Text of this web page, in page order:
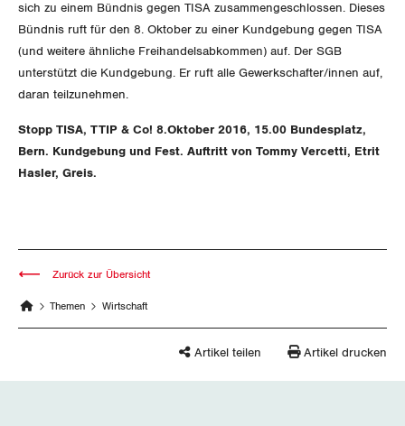
Migrationskommission
Queer-Kommission
Rentner:innen-Kommission
Bern
Freiburg
Genf
Neuenburg
AGENDA
Bücher/Broschüren
sich zu einem Bündnis gegen TISA zusammengeschlossen. Dieses
Bündnis ruft für den 8. Oktober zu einer Kundgebung gegen TISA
(und weitere ähnliche Freihandelsabkommen) auf. Der SGB
unterstützt die Kundgebung. Er ruft alle Gewerkschafter/innen auf,
daran teilzunehmen.
Stopp TISA, TTIP & Co! 8.Oktober 2016, 15.00 Bundesplatz,
Bern. Kundgebung und Fest. Auftritt von Tommy Vercetti, Etrit
Hasler, Greis.
Themen Wirtschaft
Zurück zur Übersicht
Artikel teilen Artikel drucken